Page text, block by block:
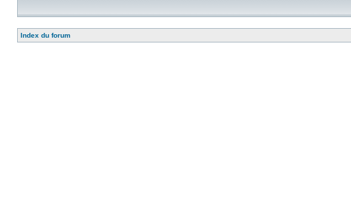
Index du forum